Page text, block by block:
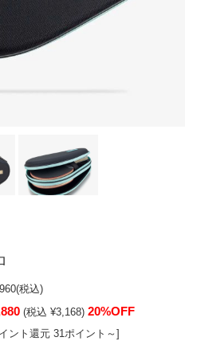
(税込)
(税込 ¥3,168) 20%OFF
ント還元 31ポイント～]